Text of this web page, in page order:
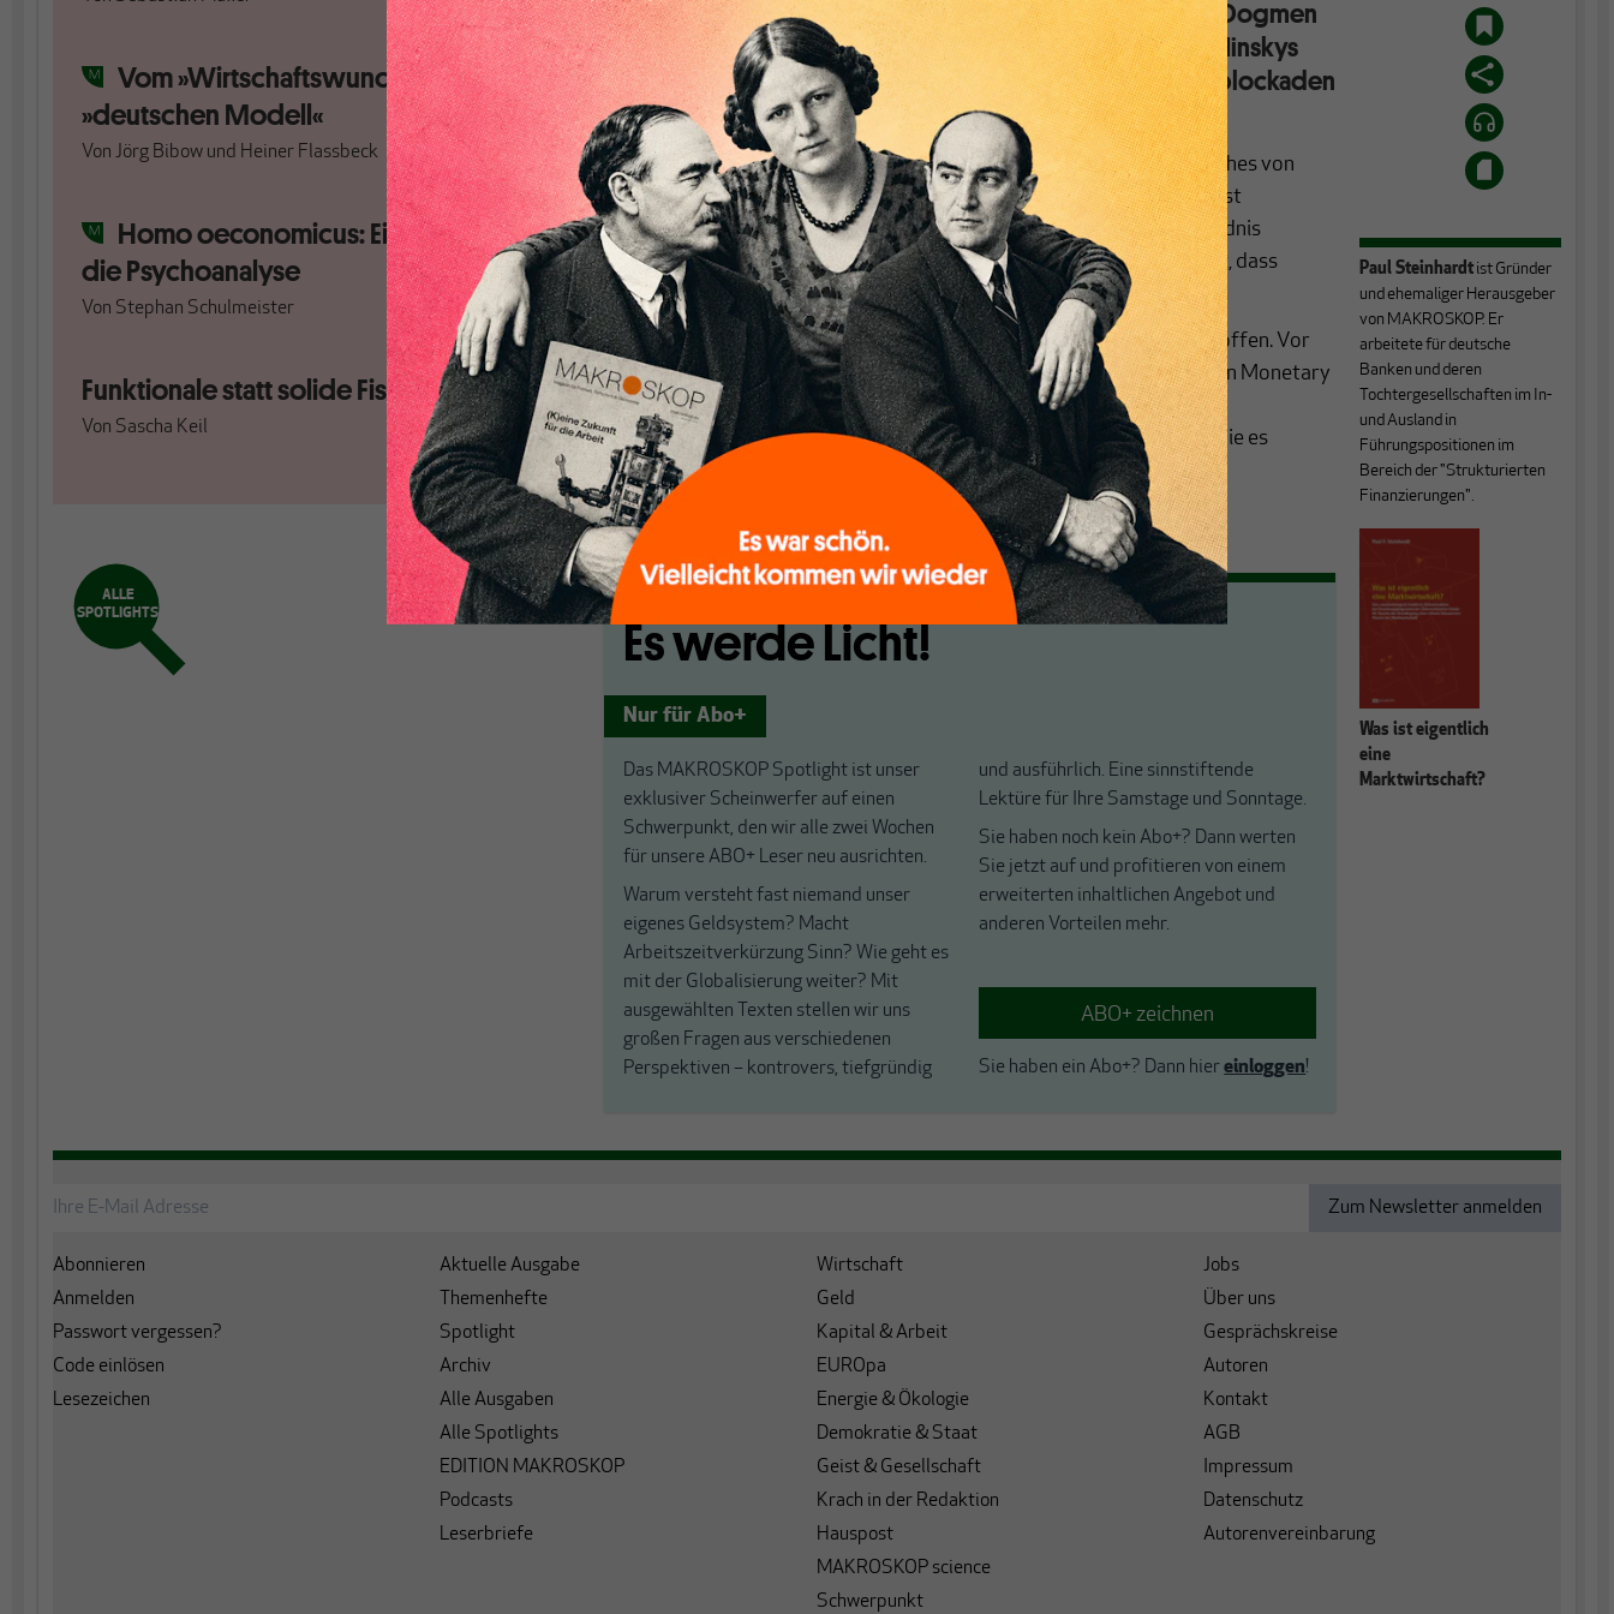
Vom »Wirtschaftswunder« zum
»deutschen Modell«
Von Jörg Bibow und Heiner Flassbeck
Homo oeconomicus: Ein Fall für
die Psychoanalyse
Von Stephan Schulmeister
Funktionale statt solide Fiskalpolitik
Von Sascha Keil
ALLE
SPOTLIGHTS
Der Keynesianismus, in viele Lager zersplittert und in alten Dogmen
gefangen, fristet ein Schattendasein. Die Lektüre Hyman Minskys
wird dringend als Lösungsmittel für keynesianische Denkblockaden
empfohlen.
Meine Artikelüberschrift ist der Titel eines 2016 veröffentlichten Buches von
Randell Wray. Er impliziert eine These und ein Versprechen. Die These ist
offensichtlich, dass die Arbeiten von Hyman P. Minsky für das Verständnis
»unserer Wirtschaft« von großer Bedeutung sind. Das Versprechen ist, dass
Randell Wray uns, den Lesern, erklärt warum.
Dieses Versprechen hat Wray nicht nur gehalten, sondern weit übertroffen. Vor
allem deshalb, weil es Wray, einem führenden Proponenten der Modern Monetary
Theory (MMT), gelingt, die Bedeutung Minskys für ein Verständnis des
finanzialisierten Kapitalismus in einer Art und Weise zu präsentieren, die es
erlaubt, auch einige
blinde Flecken der MMTauszuleuchten.
[...]
Es werde Licht!
Nur für Abo+
Das MAKROSKOP Spotlight ist unser
exklusiver Scheinwerfer auf einen
Schwerpunkt, den wir alle zwei Wochen
für unsere ABO+ Leser neu ausrichten.
Warum versteht fast niemand unser
eigenes Geldsystem? Macht
Arbeitszeitverkürzung Sinn? Wie geht es
mit der Globalisierung weiter? Mit
ausgewählten Texten stellen wir uns
großen Fragen aus verschiedenen
Perspektiven – kontrovers, tiefgründig
und ausführlich. Eine sinnstiftende
Lektüre für Ihre Samstage und Sonntage.
Sie haben noch kein Abo+? Dann werten
Sie jetzt auf und profitieren von einem
erweiterten inhaltlichen Angebot und
anderen Vorteilen mehr.
ABO+ zeichnen
Sie haben ein Abo+? Dann hier einloggen!
Paul Steinhardtist Gründer
und ehemaliger Herausgeber
von MAKROSKOP. Er
arbeitete für deutsche
Banken und deren
Tochtergesellschaften im In-
und Ausland in
Führungspositionen im
Bereich der "Strukturierten
Finanzierungen".
Was ist eigentlich
eine
Marktwirtschaft?
Abonnieren
Anmelden
Passwort vergessen?
Code einlösen
Lesezeichen
Aktuelle Ausgabe
Themenhefte
Spotlight
Archiv
Alle Ausgaben
Alle Spotlights
EDITION MAKROSKOP
Podcasts
Leserbriefe
Wirtschaft
Geld
Kapital & Arbeit
EUROpa
Energie & Ökologie
Demokratie & Staat
Geist & Gesellschaft
Krach in der Redaktion
Hauspost
MAKROSKOP science
Schwerpunkt
Jobs
Über uns
Gesprächskreise
Autoren
Kontakt
AGB
Impressum
Datenschutz
Autorenvereinbarung